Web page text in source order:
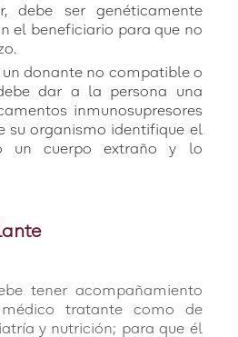
debe ser genéticamente
el beneficiario para que no
un donante no compatible o
dar a la persona una
inmunosupresores
su organismo identifique el
un cuerpo extraño y lo
tener acompañamiento
tratante como de
y nutrición; para que él